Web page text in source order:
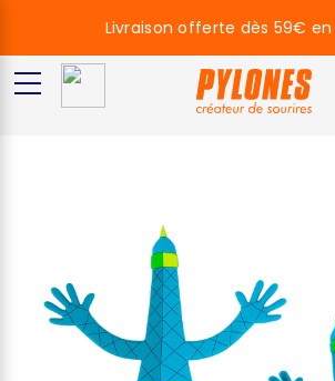
Livraison offerte dès 59€ en